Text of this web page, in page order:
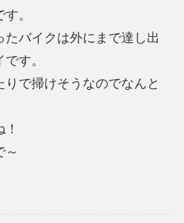
。
バイクは外にまで達し出
す。
で掃けそうなのでなんと
～